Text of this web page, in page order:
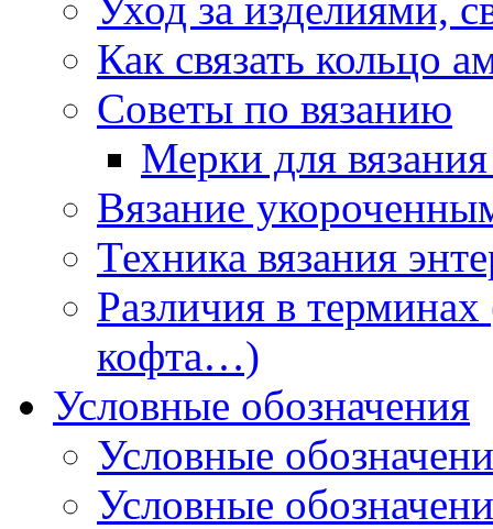
Как связать кольцо
Советы по вязанию
Мерки для
Вязание
Техника вязания
Различия в
кофта…)
Условные обозначения
Условные
Условные